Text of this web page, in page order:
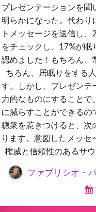
プレゼンテーションを聞
明らかになった。代わり
トメッセージを送信し
をチェックし、17%が眠
認めました！もちろん、
ちろん、居眠りをする
す。しかし、プレゼンテ
力的なものにすることで
に減らすことができるの
聴衆を惹きつけると、次
ります。意図したメッセ
権威と信頼性のあるサ
ファブリシオ・